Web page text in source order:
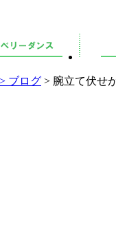
ブログ > 腕立て伏せ